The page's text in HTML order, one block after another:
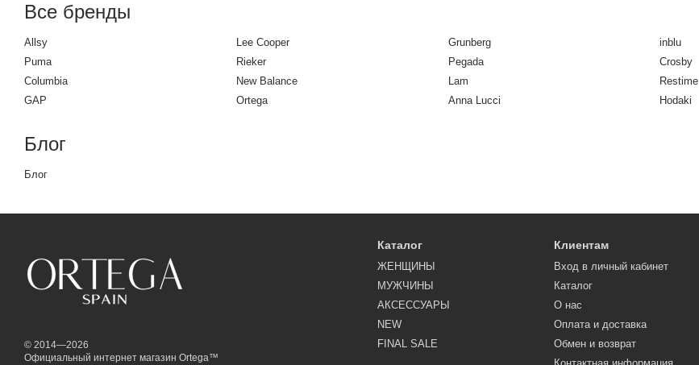
Все бренды
Allsy
Puma
Columbia
GAP
Lee Cooper
Rieker
New Balance
Ortega
Grunberg
Pegada
Lam
Anna Lucci
inblu
Crosby
Restime
Hodaki
Блог
Блог
© 2014—2026
Официальный интернет магазин Ortega™
Каталог
ЖЕНЩИНЫ
МУЖЧИНЫ
АКСЕССУАРЫ
NEW
FINAL SALE
Клиентам
Вход в личный кабинет
Каталог
О нас
Оплата и доставка
Обмен и возврат